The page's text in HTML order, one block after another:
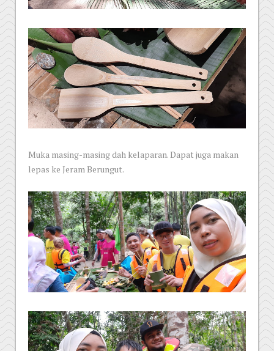
Muka masing-masing dah kelaparan. Dapat juga makan
lepas ke Jeram Berungut.